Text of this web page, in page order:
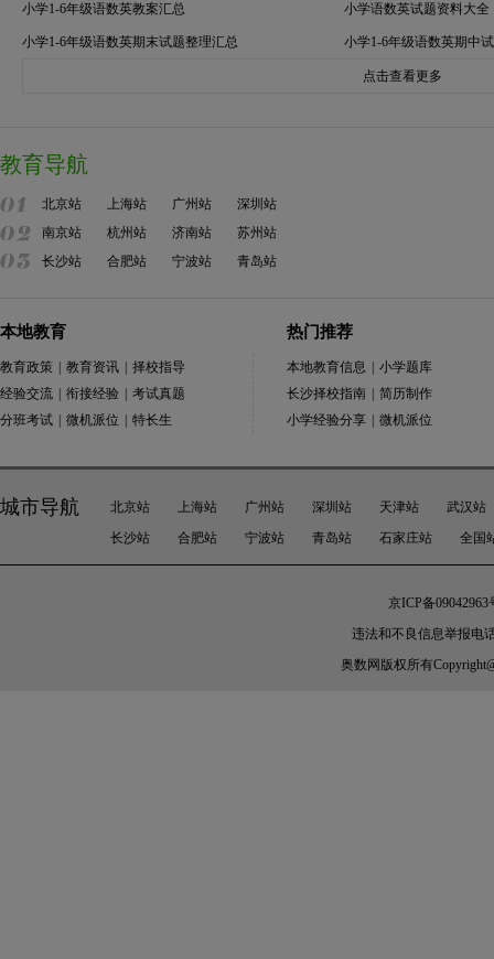
小学1-6年级语数英教案汇总 小学语数英试题资料大全
小学1-6年级语数英期末试题整理汇总 小学1-6年级语数英期中
点击查看更多
教育导航
北京站 上海站 广州站
深圳站
南京站
杭州站 济南站
苏州站
长沙站
合肥站 宁波站 青岛站
本地教育
教育政策 教育资讯
择校指导
经验交流
衔接经验
考试真题
分班考试
微机派位 特长生
热门推荐
本地教育信息
小学题库
长沙择校指南
简历制作
小学经验分享
微机派位
城市导航 北京站 上海站 广州站 深圳站 天津站
武汉站
长沙站
合肥站 宁波站 青岛站 石家庄站 全国
京ICP备09042963
违法和不良信息举报电
奥数网 版权所有